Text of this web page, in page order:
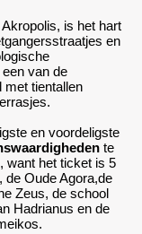
is het hart
en
van de
met tientallen
en voordeligste
te
want het ticket is 5
de Oude Agora,de
Zeus, de school
Hadrianus en de